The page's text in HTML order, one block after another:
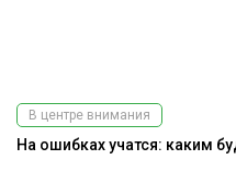
В центре внимания
На ошибках учатся: каким